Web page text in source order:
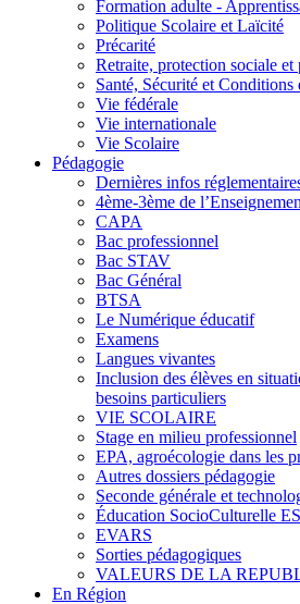
Formation adulte -
Politique Scolaire et Laïcité
Précarité
Retraite, protection sociale et
Santé, Sécurité et Conditions
Vie fédérale
Vie internationale
Vie Scolaire
Pédagogie
Dernières infos
4ème-3ème de
CAPA
Bac professionnel
Bac STAV
Bac Général
BTSA
Le Numérique éducatif
Examens
Langues vivantes
Inclusion des élèves en
besoins particuliers
VIE SCOLAIRE
Stage en milieu professionnel
EPA, agroécologie dans les
Autres dossiers pédagogie
Seconde générale et
Éducation SocioCulturelle
EVARS
Sorties pédagogiques
VALEURS DE LA
En Région